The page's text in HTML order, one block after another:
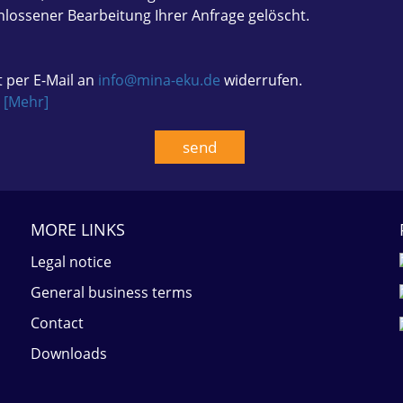
Bearbeitung Ihrer Anfrage gelöscht.
E-Mail an info@mina-eku.de widerrufen.
[Mehr]
MORE LINKS
Legal notice
General business terms
Contact
Downloads